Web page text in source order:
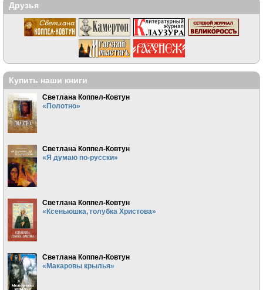
Друзья
Купить наши книги
Светлана Коппел-Ковтун
«Полотно»
Светлана Коппел-Ковтун
«Я думаю по-русски»
Светлана Коппел-Ковтун
«Ксеньюшка, голубка Христова»
Светлана Коппел-Ковтун
«Макаровы крылья»